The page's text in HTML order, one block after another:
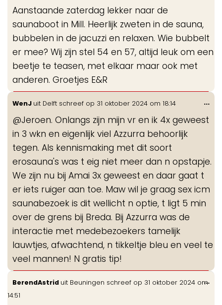
Aanstaande zaterdag lekker naar de
saunaboot in Mill. Heerlijk zweten in de sauna,
bubbelen in de jacuzzi en relaxen. Wie bubbelt
er mee? Wij zijn stel 54 en 57, altijd leuk om een
beetje te teasen, met elkaar maar ook met
anderen. Groetjes E&R
WenJ uit Delft schreef op 31 oktober 2024 om 18:14
@Jeroen. Onlangs zijn mijn vr en ik 4x geweest
in 3 wkn en eigenlijk viel Azzurra behoorlijk
tegen. Als kennismaking met dit soort
erosauna's was t eig niet meer dan n opstapje.
We zijn nu bij Amai 3x geweest en daar gaat t
er iets ruiger aan toe. Maw wil je graag sex icm
saunabezoek is dit wellicht n optie, t ligt 5 min
over de grens bij Breda. Bij Azzurra was de
interactie met medebezoekers tamelijk
lauwtjes, afwachtend, n tikkeltje bleu en veel te
veel mannen! N gratis tip!
...
BerendAstrid uit Beuningen schreef op 31 oktober 2024 om
14:51
...